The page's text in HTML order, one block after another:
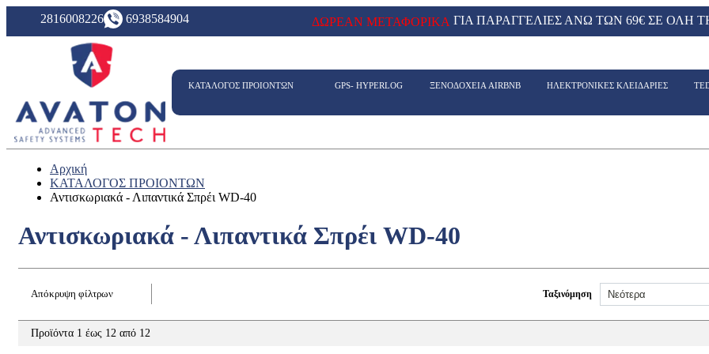
2816008226 6938584904 ΔΩΡΕΑΝ ΜΕΤΑΦΟΡΙΚΑ ΓΙΑ ΠΑΡΑΓΓΕΛΙΕΣ ΑΝΩ ΤΩΝ 69€ ΣΕ ΟΛΗ
ΚΑΤΑΛΟΓΟΣ ΠΡΟΙΟΝΤΩΝ GPS- HYPERLOG ΞΕΝΟΔΟΧΕΙΑ AIRBNB ΗΛΕΚΤΡΟΝΙΚΕΣ ΚΛΕΙΔΑΡΙΕΣ
Αρχική
ΚΑΤΑΛΟΓΟΣ ΠΡΟΙΟΝΤΩΝ
Αντισκωριακά - Λιπαντικά Σπρέι WD-40
Αντισκωριακά - Λιπαντικά Σπρέι WD-40
Απόκρυψη φίλτρων Ταξινόμηση
Προϊόντα 1 έως 12 από 12